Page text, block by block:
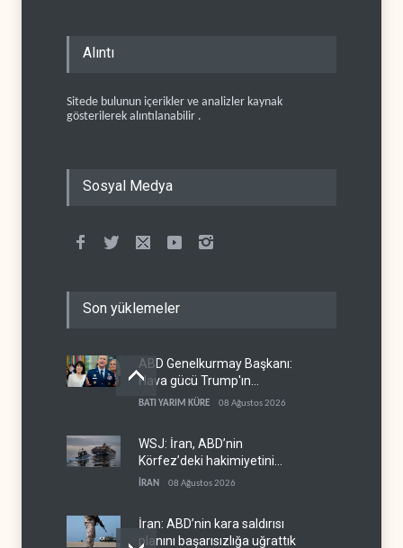
Alıntı
Sitede bulunun içerikler ve analizler kaynak
gösterilerek alıntılanabilir .
Sosyal Medya
Son yüklemeler
ABD Genelkurmay Başkanı:
Hava gücü Trump'ın
hedeflerine yetmez
BATI YARIM KÜRE 08 Ağustos 2026
WSJ: İran, ABD’nin
Körfez’deki hakimiyetini
sona erdiriyor
İRAN 08 Ağustos 2026
İran: ABD’nin kara saldırısı
planını başarısızlığa uğrattık